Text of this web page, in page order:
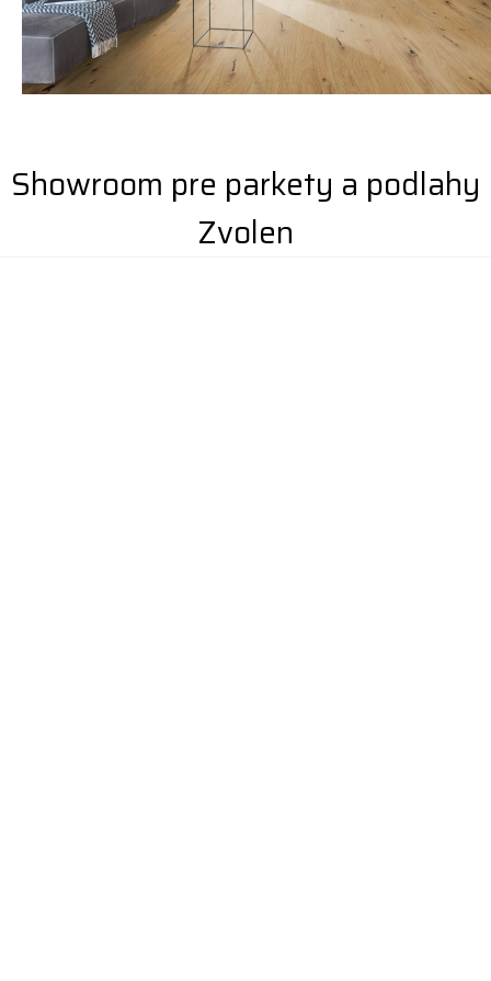
Showroom pre parkety a podlahy
Zvolen